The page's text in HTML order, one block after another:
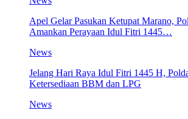
Apel Gelar Pasukan Ketupat Marano,
Amankan Perayaan Idul Fitri 1445…
News
Jelang Hari Raya Idul Fitri 1445 H,
Ketersediaan BBM dan LPG
News